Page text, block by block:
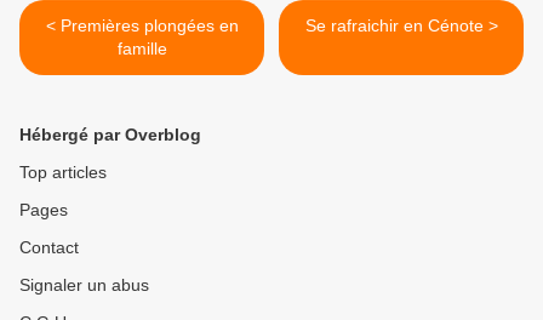
< Premières plongées en
famille
Se rafraichir en Cénote >
Hébergé par Overblog
Top articles
Pages
Contact
Signaler un abus